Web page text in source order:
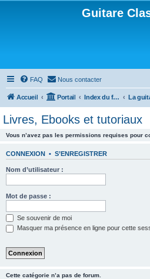
Guitare
FAQ Nous contacter
Accueil Portail Index du forum
Livres, Ebooks et tutoriaux
Vous n’avez pas les permissions requises pour
CONNEXION • S’ENREGISTRER
Nom d’utilisateur :
Mot de passe :
Se souvenir de moi
Masquer ma présence en ligne pour cette
Cette catégorie n’a pas de forum.